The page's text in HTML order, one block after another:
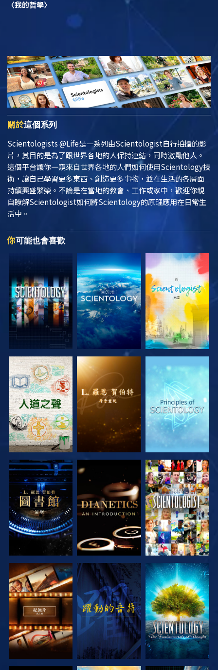
〈我的哲學〉
關於這個系列
Scientologists @Life是一系列由Scientologist自行拍攝的影
片，其目的是為了跟世界各地的人保持連結，同時激勵他人。
這個平台讓你一窺來自世界各地的人們如何使用Scientology技
術，讓自己學習更多東西、創造更多事物，並在生活的各層面
持續興盛繁榮。不論是在當地的教會、工作或家中，歡迎你親
自瞭解Scientologist如何將Scientology的原理應用在日常生
活中。
你可能也會喜歡
探索系列節目 探索系列節目 探索系列節目
探索系列節目 探索系列節目 觀看
探索系列節目 觀看 探索系列節目